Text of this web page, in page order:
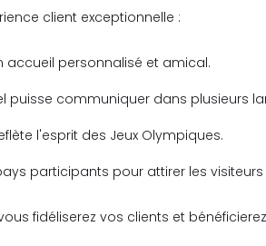
client exceptionnelle :
accueil personnalisé et amical.
puisse communiquer dans plusieurs
l'esprit des Jeux Olympiques.
participants pour attirer les
fidéliserez vos clients et